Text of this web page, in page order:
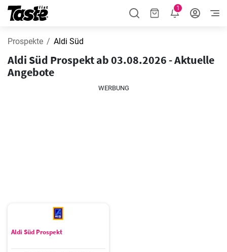
1
Prospekte Aldi Süd
Aldi Süd Prospekt ab 03.08.2026 - Aktuelle
Angebote
WERBUNG
Aldi Süd Prospekt